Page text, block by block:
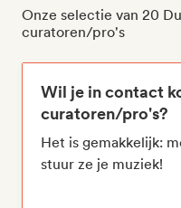
Onze selectie van 20
curatoren/pro's
Wil je in contact
curatoren/pro's?
Het is gemakkelijk:
stuur ze je muziek!